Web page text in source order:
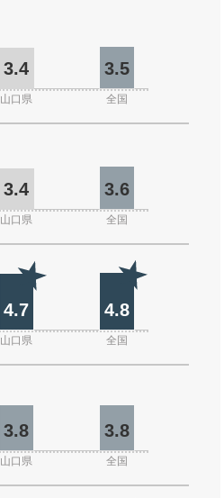
3.4 3.5
山口県 全国
3.4 3.6
山口県 全国
4.7 4.8
山口県 全国
3.8 3.8
山口県 全国